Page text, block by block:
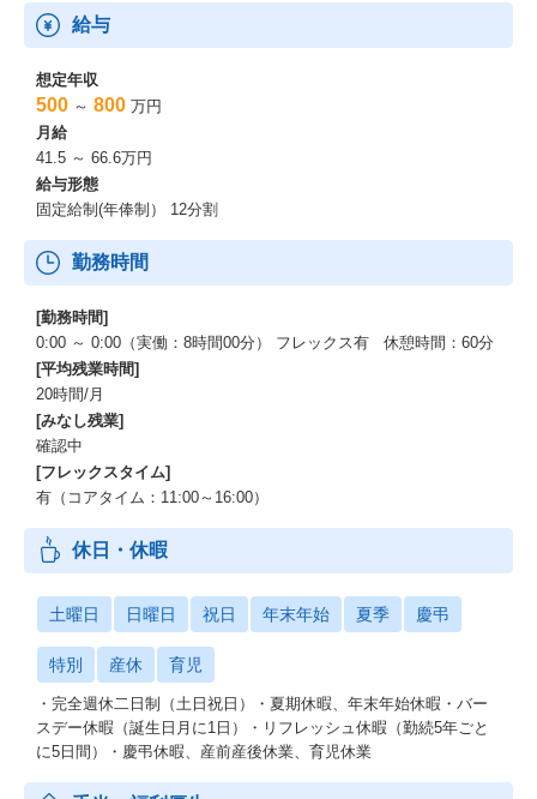
給与
想定年収
500 ～ 800 万円
月給
41.5 ～ 66.6万円
給与形態
固定給制(年俸制） 12分割
勤務時間
[勤務時間]
0:00 ～ 0:00（実働：8時間00分） フレックス有 休憩時間：60分
[平均残業時間]
20時間/月
[みなし残業]
確認中
[フレックスタイム]
有（コアタイム：11:00～16:00）
休日・休暇
土曜日 日曜日 祝日 年末年始 夏季 慶弔
特別 産休 育児
・完全週休二日制（土日祝日）・夏期休暇、年末年始休暇・バー
スデー休暇（誕生日月に1日）・リフレッシュ休暇（勤続5年ごと
に5日間）・慶弔休暇、産前産後休業、育児休業